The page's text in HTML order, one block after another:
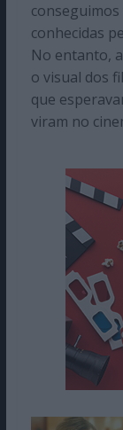
conhecidas
No entanto,
o visual dos
que
viram no